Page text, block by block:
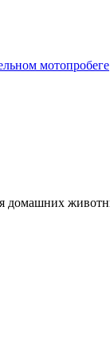
мотопробеге
домашних